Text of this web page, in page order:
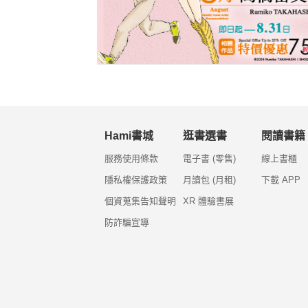
Hami書城
服務使用條款
隱私權保護政策
個資蒐集告知聲明
防詐騙宣導
逛書選書
電子書 (零售)
月讀包 (月租)
XR 體驗書展
閱讀書籍
線上書櫃
下載 APP